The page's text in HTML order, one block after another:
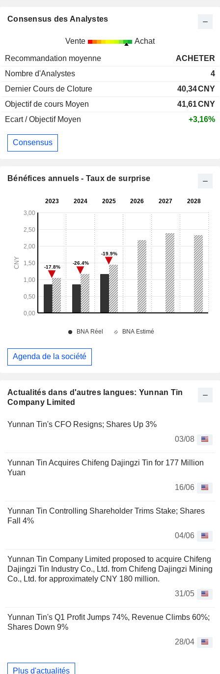
Actualités dans d'autres langues: Yunnan Tin
Company Limited
Yunnan Tin's CFO Resigns; Shares Up 3%
03/08
Yunnan Tin Acquires Chifeng Dajingzi Tin for 177 Million
Yuan
16/06
Yunnan Tin Controlling Shareholder Trims Stake; Shares
Fall 4%
04/06
Yunnan Tin Company Limited proposed to acquire Chifeng
Dajingzi Tin Industry Co., Ltd. from Chifeng Dajingzi Mining
Co., Ltd. for approximately CNY 180 million.
31/05
Yunnan Tin's Q1 Profit Jumps 74%, Revenue Climbs 60%;
Shares Down 9%
28/04
Plus d'actualités
Consensus des Analystes
Vente Achat
Recommandation moyenne
ACHETER
Nombre d'Analystes
4
Dernier Cours de Cloture
40,34CNY
Objectif de cours Moyen
41,61CNY
Ecart / Objectif Moyen
+3,16%
Consensus
Bénéfices annuels - Taux de surprise
Agenda de la société